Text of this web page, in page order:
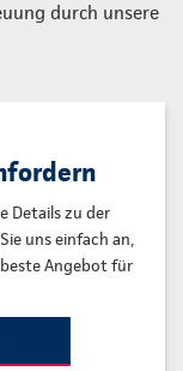
durch unsere
Details zu der
uns einfach an,
Angebot für